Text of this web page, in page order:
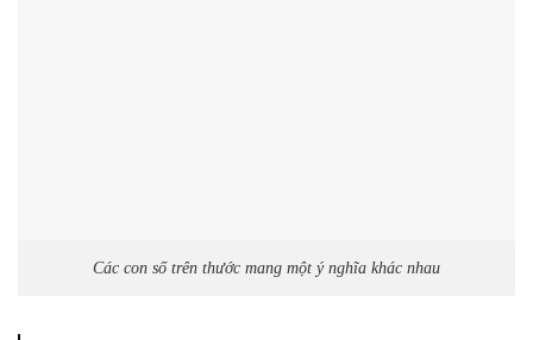
Các con số trên thước mang một ý nghĩa khác nhau